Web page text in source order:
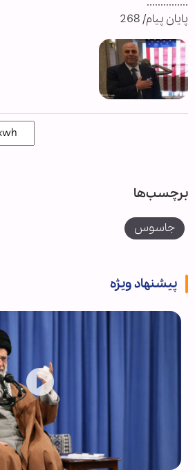
پایان پیام/ 268
برچسب‌ها
جاسوس
پیشنهاد ویژه